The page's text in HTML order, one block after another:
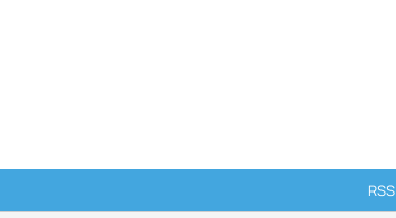
RSS